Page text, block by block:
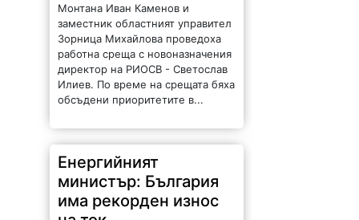
Монтана Иван Каменов и
заместник областният управител
Зорница Михайлова проведоха
работна среща с новоназначения
директор на РИОСВ - Светослав
Илиев. По време на срещата бяха
обсъдени приоритетите в...
Енергийният
министър: България
има рекорден износ